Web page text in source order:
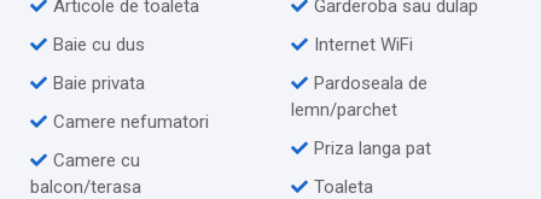
Articole de toaleta
Baie cu dus
Baie privata
Camere nefumatori
Camere cu
balcon/terasa
Garderoba sau dulap
Internet WiFi
Pardoseala de
lemn/parchet
Priza langa pat
Toaleta